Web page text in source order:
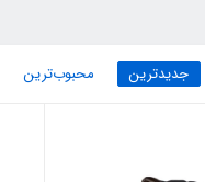
جدیدترین محبوب‌ترین